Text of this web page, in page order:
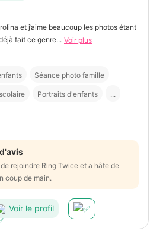
et j’aime beaucoup les photos étant
fait ce genre... Voir plus
Séance photo famille
Portraits d'enfants ...
rejoindre Ring Twice et a hâte de
coup de main.
Voir le profil